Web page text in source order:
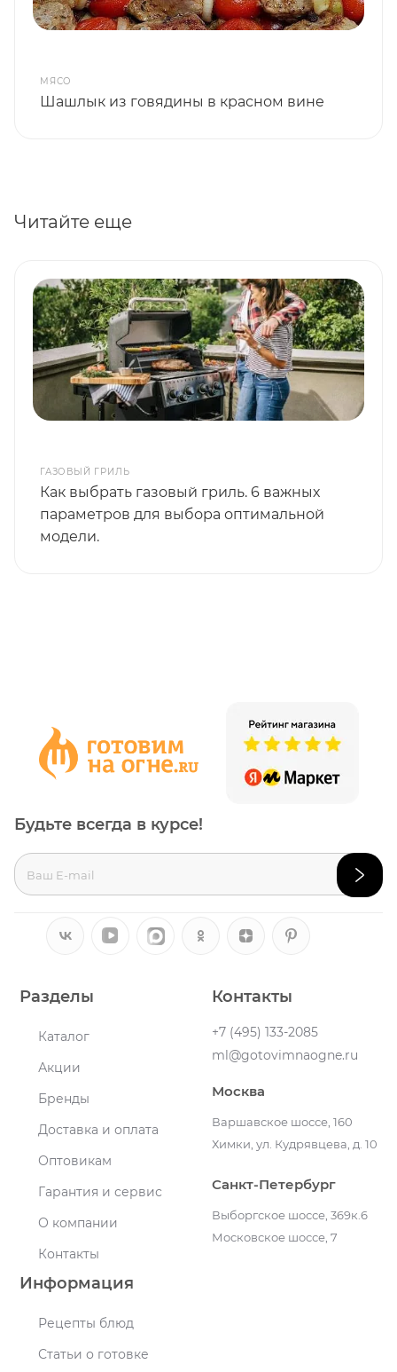
МЯСО
Шашлык из говядины в красном вине
Читайте еще
ГАЗОВЫЙ ГРИЛЬ
Как выбрать газовый гриль. 6 важных
параметров для выбора оптимальной
модели.
Разделы
Каталог
Акции
Бренды
Доставка и оплата
Оптовикам
Гарантия и сервис
О компании
Контакты
Информация
Рецепты блюд
Статьи о готовке
Контакты
+7 (495) 133-2085
ml@gotovimnaogne.ru
Москва
Варшавское шоссе, 160
Химки, ул. Кудрявцева, д. 10
Санкт-Петербург
Выборгское шоссе, 369к.6
Московское шоссе, 7
Будьте всегда в курсе!